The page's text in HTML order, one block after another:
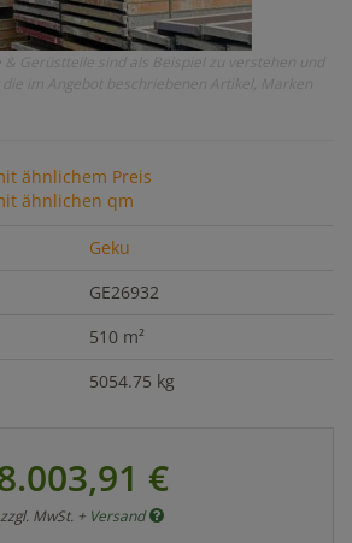
Gerüstteile sind als Beispiel zu verstehen und
die im Angebot beschriebenen Artikel, Marken
ähnlichem Preis
ähnlichen qm
Geku
GE26932
510 m²
5054.75 kg
€
zzgl. MwSt. + Versand